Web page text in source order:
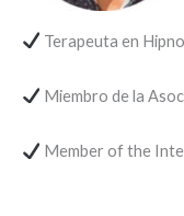
Terapeuta en
Miembro de la
Member of the